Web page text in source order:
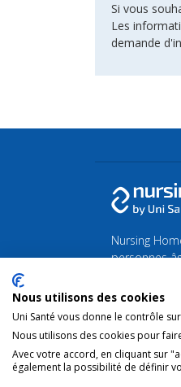
Si vous
Les
demande
Nursing
personnes
Retrouvez
Nous utilisons des cookies
Uni Santé vous donne le contrôle
Nous utilisons des cookies pour
Avec votre accord, en cliquant sur
également la possibilité de définir